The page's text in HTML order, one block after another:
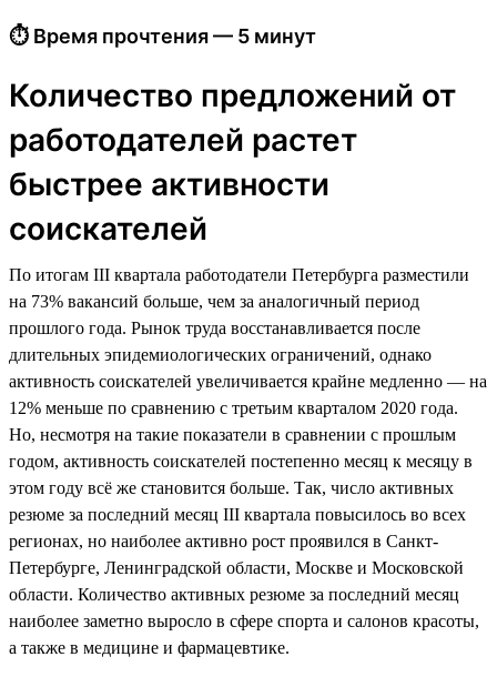
⏱ Время прочтения — 5 минут
Количество предложений от
работодателей растет
быстрее активности
соискателей
По итогам III квартала работодатели Петербурга разместили
на 73% вакансий больше, чем за аналогичный период
прошлого года. Рынок труда восстанавливается после
длительных эпидемиологических ограничений, однако
активность соискателей увеличивается крайне медленно — на
12% меньше по сравнению с третьим кварталом 2020 года.
Но, несмотря на такие показатели в сравнении с прошлым
годом, активность соискателей постепенно месяц к месяцу в
этом году всё же становится больше. Так, число активных
резюме за последний месяц III квартала повысилось во всех
регионах, но наиболее активно рост проявился в Санкт-
Петербурге, Ленинградской области, Москве и Московской
области. Количество активных резюме за последний месяц
наиболее заметно выросло в сфере спорта и салонов красоты,
а также в медицине и фармацевтике.